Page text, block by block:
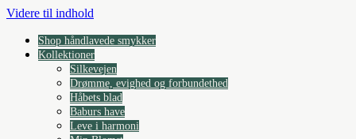
Videre til indhold
Shop håndlavede smykker
Kollektioner
Silkevejen
Drømme, evighed og forbundethed
Håbets blad
Baburs have
Leve i harmoni